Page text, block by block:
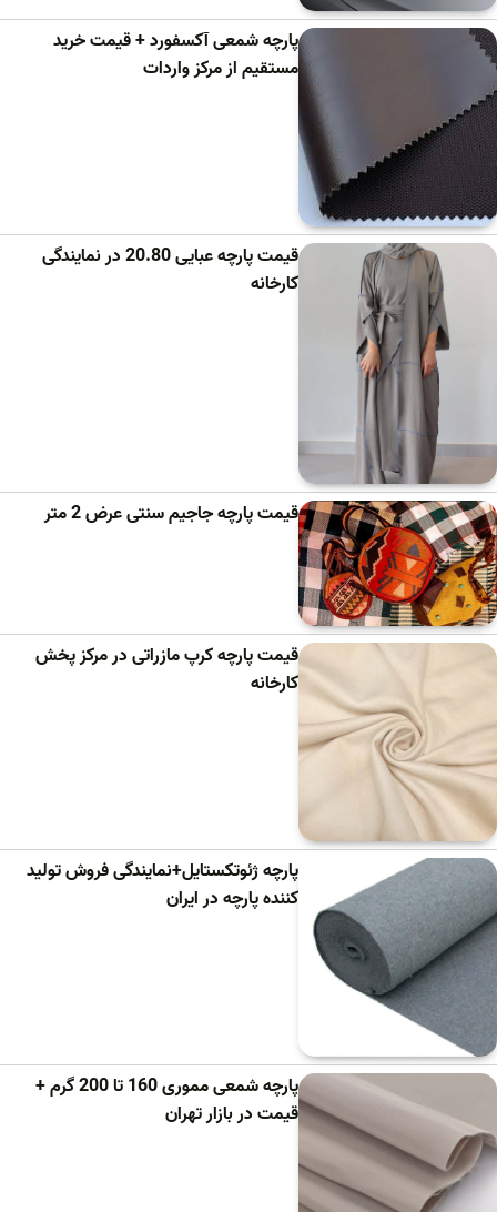
پارچه شمعی آکسفورد + قیمت خرید
مستقیم از مرکز واردات
قیمت پارچه عبایی 20.80 در نمایندگی
کارخانه
قیمت پارچه جاجیم سنتی عرض 2 متر
قیمت پارچه کرپ مازراتی در مرکز پخش
کارخانه
پارچه ژئوتکستایل+نمایندگی فروش تولید
کننده پارچه در ایران
پارچه شمعی مموری 160 تا 200 گرم +
قیمت در بازار تهران